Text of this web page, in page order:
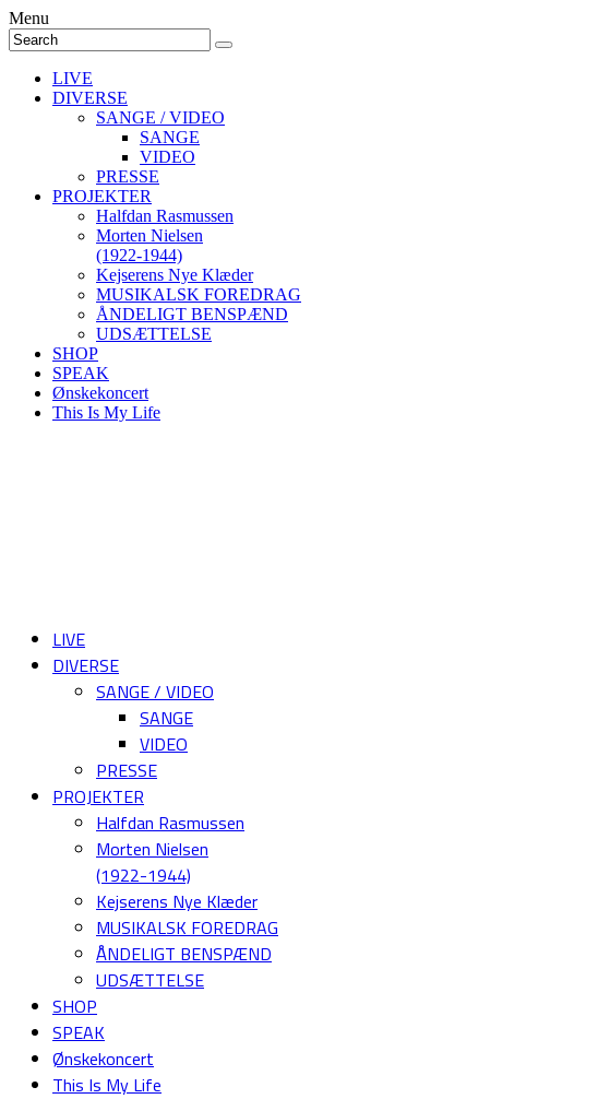
Menu
LIVE
DIVERSE
SANGE / VIDEO
SANGE
VIDEO
PRESSE
PROJEKTER
Halfdan Rasmussen
Morten Nielsen
(1922-1944)
Kejserens Nye Klæder
MUSIKALSK FOREDRAG
ÅNDELIGT BENSPÆND
UDSÆTTELSE
SHOP
SPEAK
Ønskekoncert
This Is My Life
LIVE
DIVERSE
SANGE / VIDEO
SANGE
VIDEO
PRESSE
PROJEKTER
Halfdan Rasmussen
Morten Nielsen
(1922-1944)
Kejserens Nye Klæder
MUSIKALSK FOREDRAG
ÅNDELIGT BENSPÆND
UDSÆTTELSE
SHOP
SPEAK
Ønskekoncert
This Is My Life